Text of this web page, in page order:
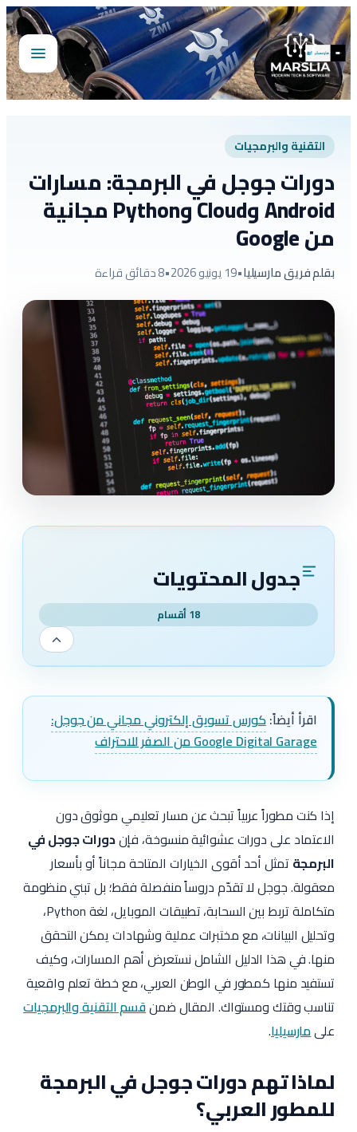
تخطى
إلى
المحتوى فتح
التقنية والبرمجيات
دورات جوجل في البرمجة: مسارات
Android وCloud وPython مجانية
من Google
بقلم فريق مارسيليا•19 يونيو 2026 •8 دقائق قراءة
جدول المحتويات
18 أقسام
اقرأ أيضاً:كورس تسويق إلكتروني مجاني من جوجل:
Google Digital Garage من الصفر للاحتراف
إذا كنت مطوراً عربياً تبحث عن مسار تعليمي موثوق دون
الاعتماد على دورات عشوائية منسوخة، فإندورات جوجل في
البرمجة تمثل أحد أقوى الخيارات المتاحة مجاناً أو بأسعار
معقولة. جوجل لا تقدّم دروساً منفصلة فقط؛ بل تبني منظومة
متكاملة تربط بين السحابة، تطبيقات الموبايل، لغة Python،
وتحليل البيانات، مع مختبرات عملية وشهادات يمكن التحقق
منها. في هذا الدليل الشامل نستعرض أهم المسارات، وكيف
تستفيد منها كمطور في الوطن العربي، مع خطة تعلم واقعية
تناسب وقتك ومستواك. المقال ضمنقسم التقنية والبرمجيات
علىمارسيليا.
لماذا تهم دورات جوجل في البرمجة
للمطور العربي؟